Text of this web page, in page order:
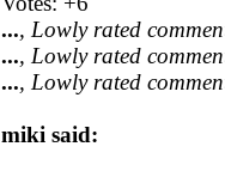
..., Lowly rated
..., Lowly rated
..., Lowly rated
miki said: